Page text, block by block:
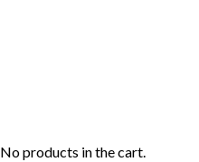
No products in the cart.